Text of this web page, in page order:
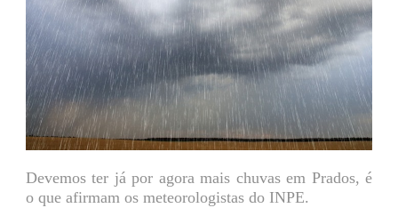
Devemos ter já por agora mais chuvas em Prados, é
o que afirmam os meteorologistas do INPE.